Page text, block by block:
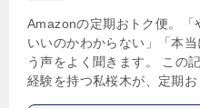
Amazonの定期おトク便。「
いいのかわからない」「本
う声をよく聞きます。 この
経験を持つ私桜木が、定期